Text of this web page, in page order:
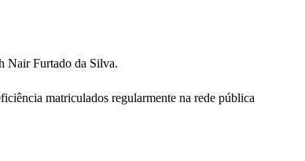
Nair Furtado da Silva.
matriculados regularmente na rede pública